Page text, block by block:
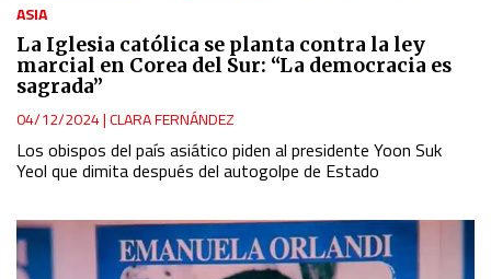
ASIA
La Iglesia católica se planta contra la ley
marcial en Corea del Sur: “La democracia es
sagrada”
04/12/2024|CLARA FERNÁNDEZ
Los obispos del país asiático piden al presidente Yoon Suk
Yeol que dimita después del autogolpe de Estado